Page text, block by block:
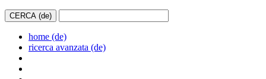
home (de)
ricerca avanzata (de)